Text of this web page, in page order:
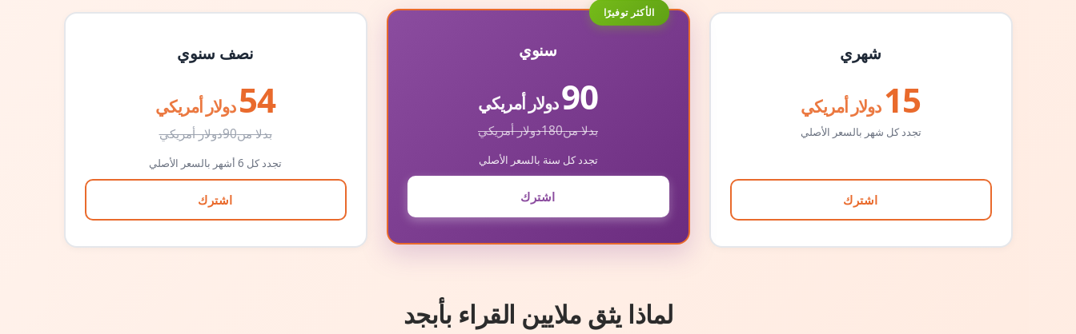
شهري
15 دولار أمريكي
تجدد كل شهر بالسعر الأصلي
اشترك
الأكثر توفيرًا
سنوي
90دولار أمريكي
بدلا من180دولار أمريكي
تجدد كل سنة بالسعر الأصلي
اشترك
نصف سنوي
54 دولار أمريكي
بدلا من90دولار أمريكي
تجدد كل 6 أشهر بالسعر الأصلي
اشترك
لماذا يثق ملايين القراء بأبجد